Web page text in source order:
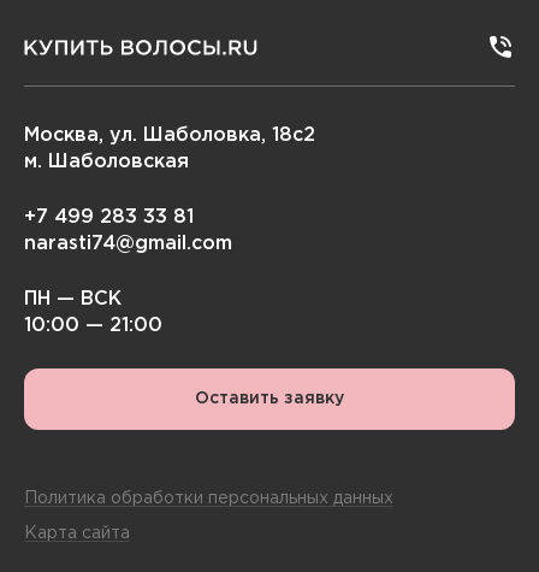
Москва, ул. Шаболовка, 18с2
м. Шаболовская
+7 499 283 33 81
narasti74@gmail.com
ПН — ВСК
10:00 — 21:00
Оставить заявку
Политика обработки персональных данных
Карта сайта